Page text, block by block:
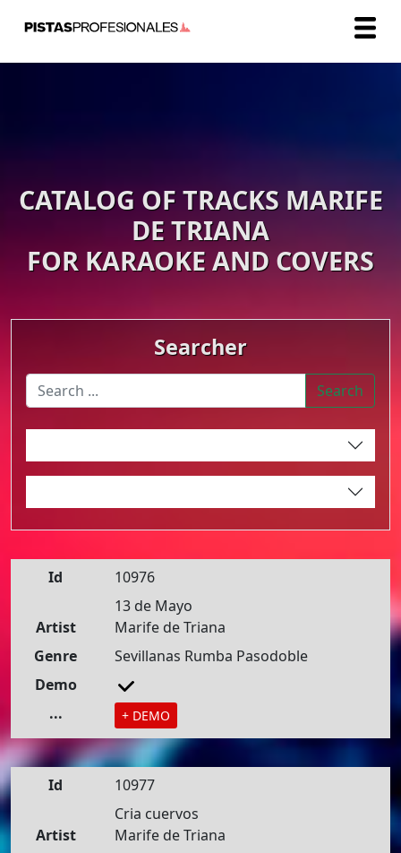
CATALOG OF TRACKS MARIFE
DE TRIANA
FOR KARAOKE AND COVERS
Searcher
Search
Id
10976
13 de Mayo
Artist
Marife de Triana
Genre
Sevillanas Rumba Pasodoble
Demo
...
+ DEMO
Id
10977
Cria cuervos
Artist
Marife de Triana